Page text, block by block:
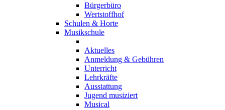
Bürgerbüro
Wertstoffhof
Schulen & Horte
Musikschule
Aktuelles
Anmeldung & Gebühren
Unterricht
Lehrkräfte
Ausstattung
Jugend musiziert
Musical